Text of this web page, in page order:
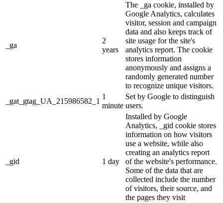
_ga
2
years
The _ga cookie, installed by
Google Analytics, calculates
visitor, session and campaign
data and also keeps track of
site usage for the site's
analytics report. The cookie
stores information
anonymously and assigns a
randomly generated number
to recognize unique visitors.
_gat_gtag_UA_215986582_1
1
minute
Set by Google to distinguish
users.
_gid 1 day
Installed by Google
Analytics, _gid cookie stores
information on how visitors
use a website, while also
creating an analytics report
of the website's performance.
Some of the data that are
collected include the number
of visitors, their source, and
the pages they visit